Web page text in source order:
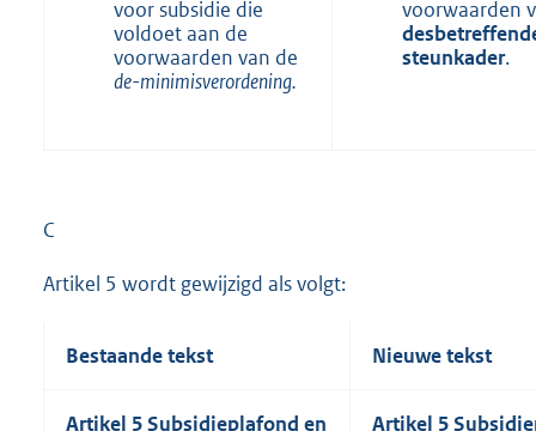
voor subsidie die
voldoet aan de
voorwaarden van de
de-minimisverordening.
voorwaarden
steunkader.
C
Artikel 5 wordt gewijzigd als volgt:
Bestaande tekst Nieuwe tekst
Artikel 5 Subsidieplafond en
Artikel 5